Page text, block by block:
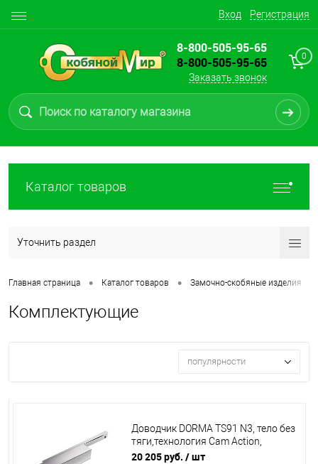
Вход Регистрация
8-800-505-95-65
8-800-505-95-65
Заказать звонок
0
Каталог товаров
Уточнить раздел
Главная страница • Каталог товаров • Замочно-скобяные изделия
Комплектующие
популярности
Доводчик DORMA TS91 N3, тело без
тяги,технология Cam Action,
нерж.сталь
20 205 руб. / шт